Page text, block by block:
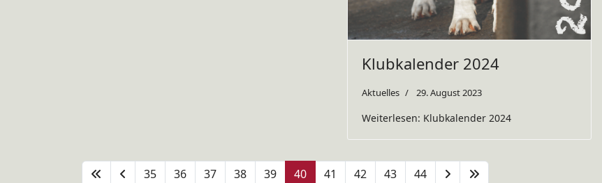
Klubkalender 2024
Aktuelles 29. August 2023
Weiterlesen: Klubkalender 2024
35 36 37 38 39 40 41 42 43 44